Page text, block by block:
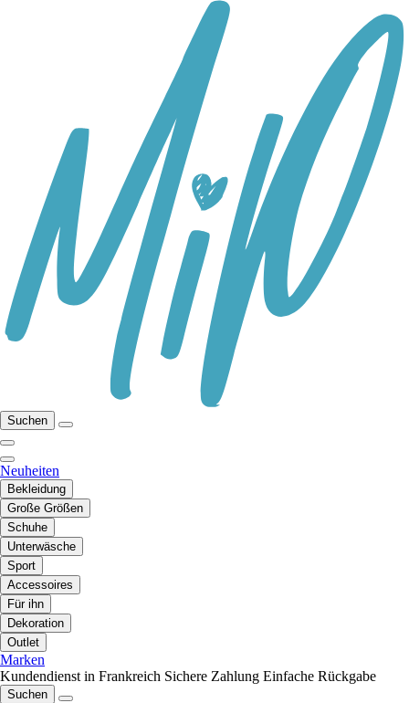
Suchen
Neuheiten
Bekleidung
Große Größen
Schuhe
Unterwäsche
Sport
Accessoires
Für ihn
Dekoration
Outlet
Marken
Kundendienst in Frankreich Sichere Zahlung Einfache Rückgabe
Suchen